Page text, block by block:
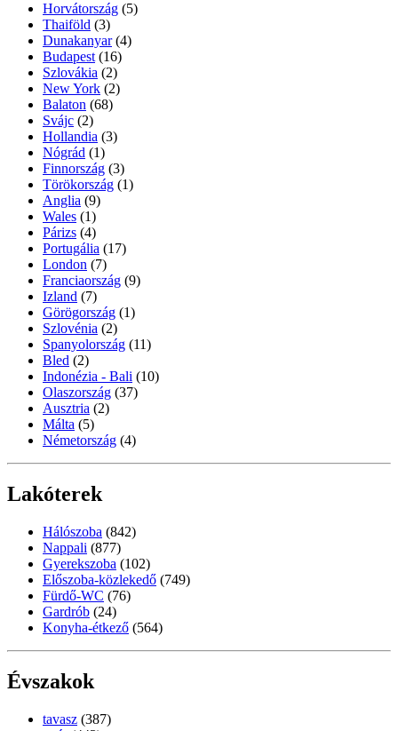
Horvátország (5)
Thaiföld (3)
Dunakanyar (4)
Budapest (16)
Szlovákia (2)
New York (2)
Balaton (68)
Svájc (2)
Hollandia (3)
Nógrád (1)
Finnország (3)
Törökország (1)
Anglia (9)
Wales (1)
Párizs (4)
Portugália (17)
London (7)
Franciaország (9)
Izland (7)
Görögország (1)
Szlovénia (2)
Spanyolország (11)
Bled (2)
Indonézia - Bali (10)
Olaszország (37)
Ausztria (2)
Málta (5)
Németország (4)
Lakóterek
Hálószoba (842)
Nappali (877)
Gyerekszoba (102)
Előszoba-közlekedő (749)
Fürdő-WC (76)
Gardrób (24)
Konyha-étkező (564)
Évszakok
tavasz (387)